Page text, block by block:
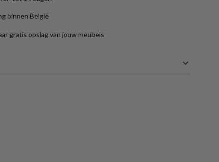
binnen België
gratis opslag van jouw meubels